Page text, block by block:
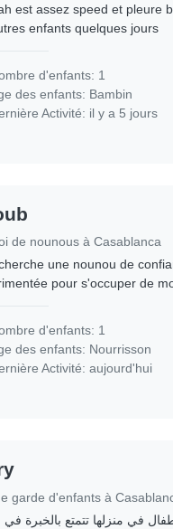
est assez speed et pleure
enfants quelques jours
d'enfants: 1
des enfants: Bambin
Activité: il y a 5 jours
de nounous à Casablanca
une nounou de
pour s'occuper de
d'enfants: 1
des enfants: Nourrisson
Activité: aujourd'hui
garde d'enfants à
في منزلها تتمتع بالخبرة في